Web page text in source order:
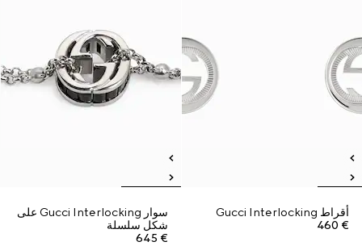
أقراط Gucci Interlocking
€ 460
سوار Gucci Interlocking على
شكل سلسلة
€ 645